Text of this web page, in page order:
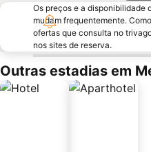
Os preços e a disponibilidade
mudam frequentemente.
ofertas que consulta no
nos sites de reserva.
Outras estadias em